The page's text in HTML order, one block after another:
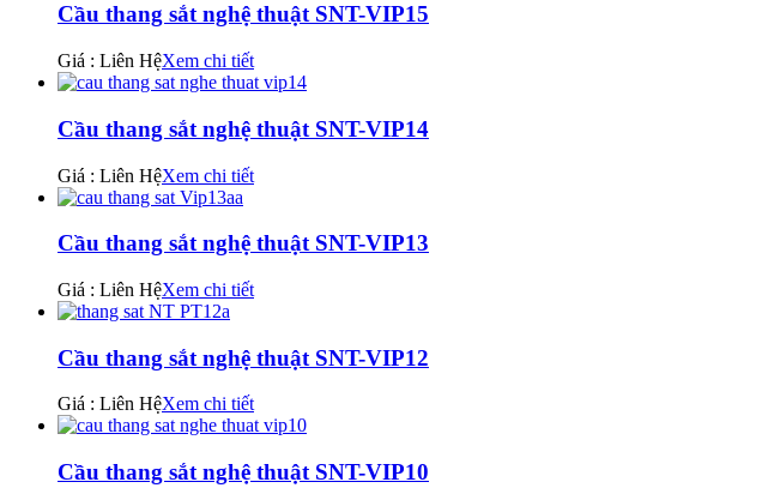
Cầu thang sắt nghệ thuật SNT-VIP15
Giá : Liên HệXem chi tiết
Cầu thang sắt nghệ thuật SNT-VIP14
Giá : Liên HệXem chi tiết
Cầu thang sắt nghệ thuật SNT-VIP13
Giá : Liên HệXem chi tiết
Cầu thang sắt nghệ thuật SNT-VIP12
Giá : Liên HệXem chi tiết
Cầu thang sắt nghệ thuật SNT-VIP10